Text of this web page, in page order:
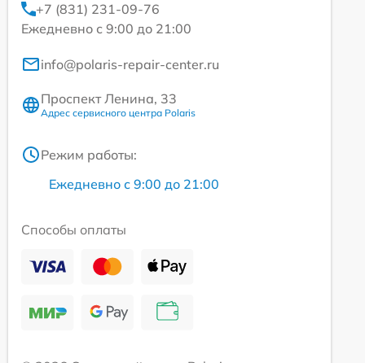
+7 (831) 231-09-76
Ежедневно с 9:00 до 21:00
info@polaris-repair-center.ru
Проспект Ленина, 33
Адрес сервисного центра Polaris
Режим работы:
Ежедневно с 9:00 до 21:00
Способы оплаты